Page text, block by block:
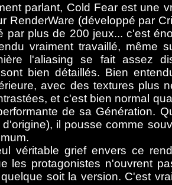
parlant, Cold Fear est une
RenderWare (développé par
par plus de 200 jeux... c'est
vraiment travaillé, même
l'aliasing se fait assez
bien détaillés. Bien
avec des textures plus
et c'est bien normal
de sa Génération.
il pousse comme
véritable grief envers ce
les protagonistes n'ouvrent
soit la version. C'est